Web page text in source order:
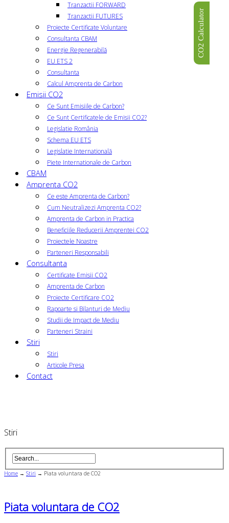
Tranzactii FORWARD
Tranzactii FUTURES
Proiecte Certificate Voluntare
Consultanta CBAM
Energie Regenerabilă
EU ETS 2
Consultanta
Calcul Amprenta de Carbon
Emisii CO2
Ce Sunt Emisiile de Carbon?
Ce Sunt Certificatele de Emisii CO2?
Legislatie România
Schema EU ETS
Legislatie Internatională
Piete Internationale de Carbon
CBAM
Amprenta CO2
Ce este Amprenta de Carbon?
Cum Neutralizezi Amprenta CO2?
Amprenta de Carbon in Practica
Beneficiile Reducerii Amprentei CO2
Proiectele Noastre
Parteneri Responsabili
Consultanta
Certificate Emisii CO2
Amprenta de Carbon
Proiecte Certificare CO2
Rapoarte si Bilanturi de Mediu
Studii de Impact de Mediu
Parteneri Straini
Stiri
Stiri
Articole Presa
Contact
Stiri
Home → Stiri → Piata voluntara de CO2
Piata voluntara de CO2
CO2 Calculator